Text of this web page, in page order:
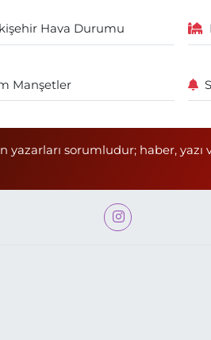
Hava Durumu
Manşetler
yazarları sorumludur; haber, yazı